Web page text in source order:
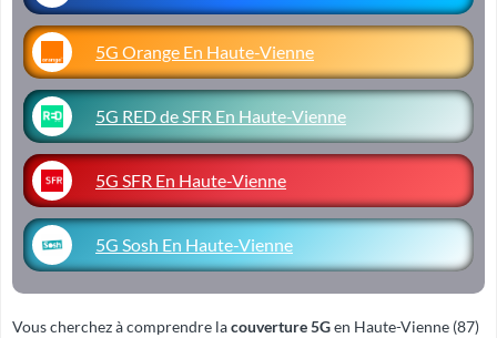
5G Orange En Haute-Vienne
5G RED de SFR En Haute-Vienne
5G SFR En Haute-Vienne
5G Sosh En Haute-Vienne
Vous cherchez à comprendre lacouverture 5Gen Haute-Vienne (87)